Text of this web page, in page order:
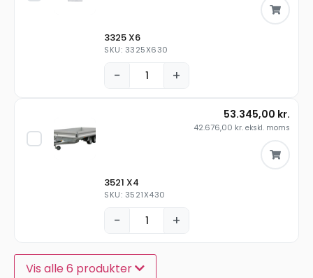
3325 X6
SKU: 3325X630
− +
3521 X4
SKU: 3521X430
− +
53.345,00 kr.
42.676,00 kr. ekskl. moms
Vis alle 6 produkter